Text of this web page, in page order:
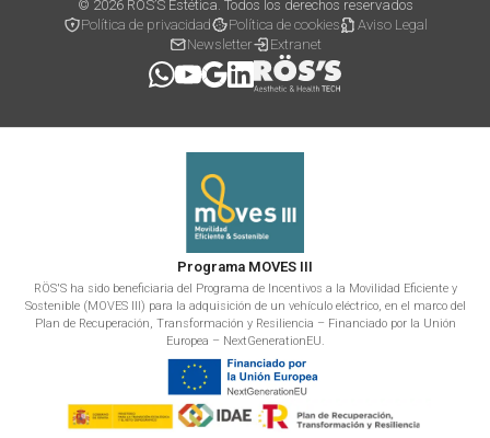
© 2026 RÖS’S Estética. Todos los derechos reservados
Política de privacidad
Política de cookies
Aviso Legal
Newsletter
Extranet
Programa MOVES III
RÖS'S ha sido beneficiaria del Programa de Incentivos a la Movilidad Eficiente y
Sostenible (MOVES III) para la adquisición de un vehículo eléctrico, en el marco del
Plan de Recuperación, Transformación y Resiliencia – Financiado por la Unión
Europea – NextGenerationEU.